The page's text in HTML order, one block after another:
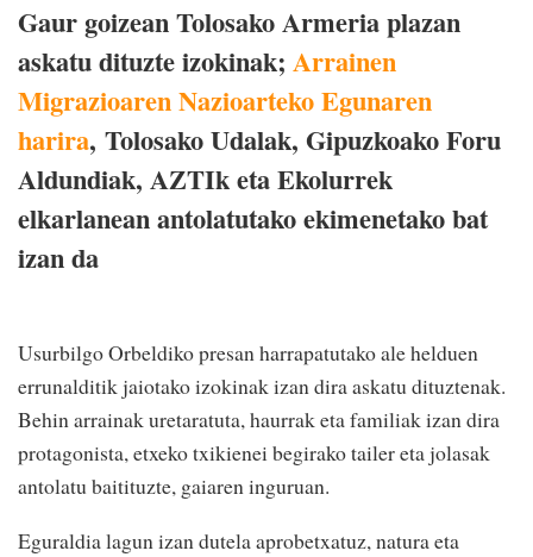
Gaur goizean Tolosako Armeria plazan
askatu dituzte izokinak; Arrainen
Migrazioaren Nazioarteko Egunaren
harira, Tolosako Udalak, Gipuzkoako Foru
Aldundiak, AZTIk eta Ekolurrek
elkarlanean antolatutako ekimenetako bat
izan da
Usurbilgo Orbeldiko presan harrapatutako ale helduen
errunalditik jaiotako izokinak izan dira askatu dituztenak.
Behin arrainak uretaratuta, haurrak eta familiak izan dira
protagonista, etxeko txikienei begirako tailer eta jolasak
antolatu baitituzte, gaiaren inguruan.
Eguraldia lagun izan dutela aprobetxatuz, natura eta